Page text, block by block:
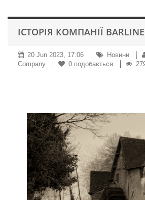
ІСТОРІЯ КОМПАНІЇ
20 Jun 2023, 17:06 Новини
Company
0 подобається